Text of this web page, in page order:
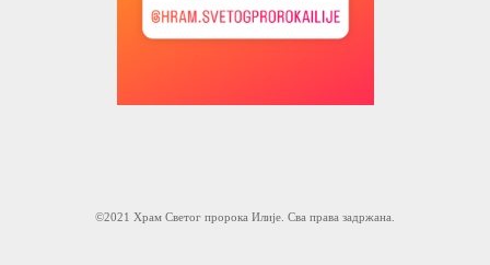
©2021 Храм Светог пророка Илије. Сва права задржана.